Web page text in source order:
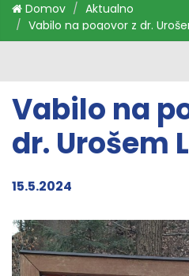
Domov
Aktualno
Vabilo na pogovor z dr.
Vabilo na
dr. Urošem
15.5.2024